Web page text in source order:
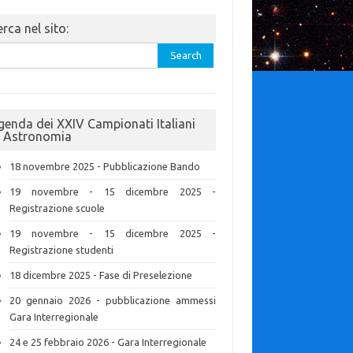
nel sito:
dei XXIV Campionati Italiani
Astronomia
18 novembre 2025 - Pubblicazione Bando
19 novembre - 15 dicembre 2025 -
Registrazione scuole
19 novembre - 15 dicembre 2025 -
Registrazione studenti
18 dicembre 2025 - Fase di Preselezione
20 gennaio 2026 - pubblicazione ammessi
Gara Interregionale
24 e 25 febbraio 2026 - Gara Interregionale